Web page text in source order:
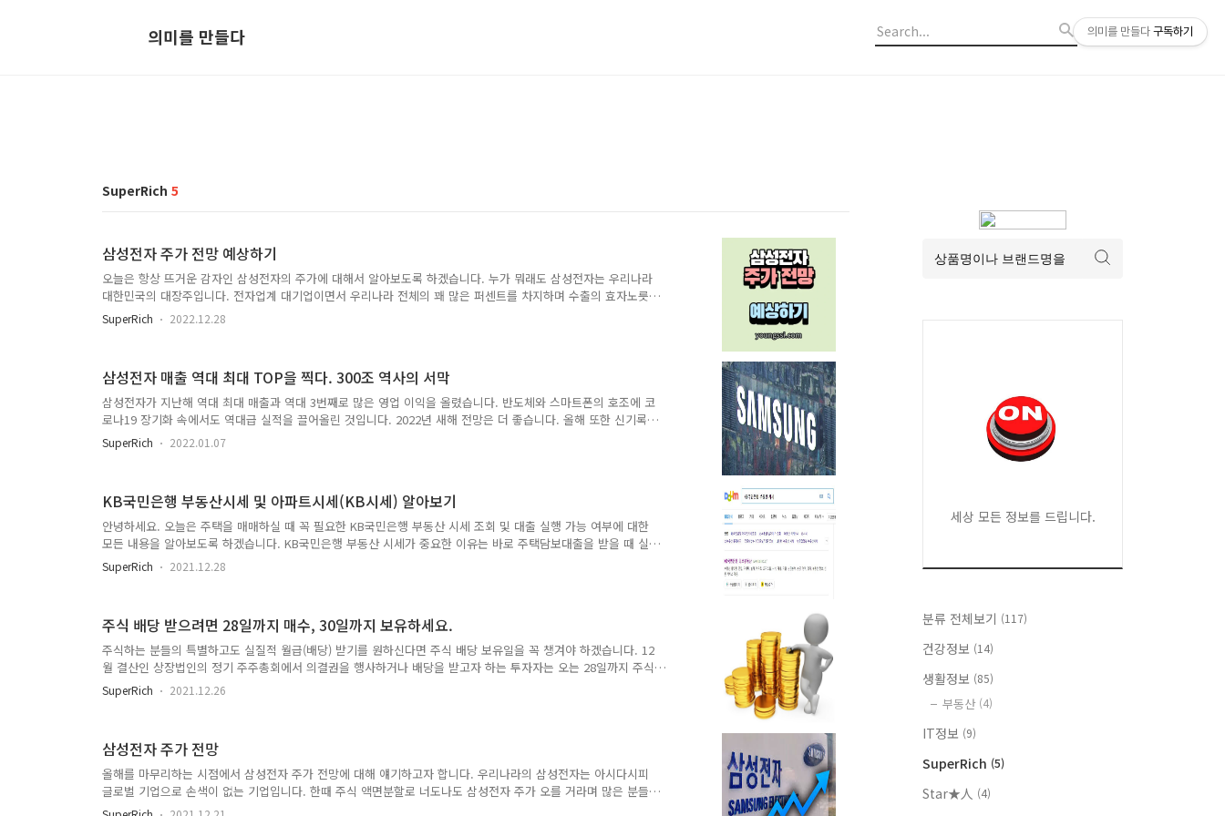
의미를 만들다
SuperRich 5
삼성전자 주가 전망 예상하기
오늘은 항상 뜨거운 감자인 삼성전자의 주가에 대해서 알아보도록 하겠습니다. 누가 뭐래도 삼성전자는 우리나라
대한민국의 대장주입니다. 전자업계 대기업이면서 우리나라 전체의 꽤 많은 퍼센트를 차지하며 수출의 효자노릇
을 하고 있죠. 이런 대기업 삼성전자가 자칫 삐끗이라도 하면 정말 우리나라는 엄청나게 휘청입니다. 내릴 대로
내린 현재의 주가에 대해서 오르기만을 바라는 분들이 많을 것 같아 삼성전자 주가 전망에 대해서 얘기하고자 합
전망치를 낮춤에 따라 목표주가를 낮췄지만 향후 주가가 더 하락할..
SuperRich 2022.12.28
삼성전자 매출 역대 최대 TOP을 찍다. 300조 역사의 서막
삼성전자가 지난해 역대 최대 매출과 역대 3번째로 많은 영업 이익을 올렸습니다. 반도체와 스마트폰의 호조에 코
로나19 장기화 속에서도 역대급 실적을 끌어올린 것입니다. 2022년 새해 전망은 더 좋습니다. 올해 또한 신기록
을 세울 것으로 기대 또한 고무적입니다. 삼성전자는 7일 지난해 영업성과를 발표하며 연결 재무제표 기준 지난
해 영업이익이 1년 전보다 43.29% 늘어난 51조5천700억원으로 잠정 집계됐다고 공시했습니다. 매출액은 279조
원 이상 많은 역대 최고치입니다...
SuperRich 2022.01.07
KB국민은행 부동산시세 및 아파트시세(KB시세) 알아보기
안녕하세요. 오늘은 주택을 매매하실 때 꼭 필요한 KB국민은행 부동산 시세 조회 및 대출 실행 가능 여부에 대한
모든 내용을 알아보도록 하겠습니다. KB국민은행 부동산 시세가 중요한 이유는 바로 주택담보대출을 받을 때 실
제 매매가나 호가가 아니라 해당 주택의 KB국민은행 부동산 시세를 기준으로 대출 가능 금액이 결정되기 때문입
니다. 글 목차 KB국민은행 부동산 시세란 무엇인가? KB국민은행 부동산 시세는 전문가의 말을 인용하자면, KB국
와 모바일에서 모두 확인 가능합니다. 확인을 위해 ..
SuperRich 2021.12.28
주식 배당 받으려면 28일까지 매수, 30일까지 보유하세요.
주식하는 분들의 특별하고도 실질적 월급(배당) 받기를 원하신다면 주식 배당 보유일을 꼭 챙겨야 하겠습니다. 12
월 결산인 상장법인의 정기 주주총회에서 의결권을 행사하거나 배당을 받고자 하는 투자자는 오는 28일까지 주식
을 매수해야 합니다. 이제 다음 주 화요일이면 28일이므로 빨리 서둘러야 합니다. 주식 배당을 받기 위해서는 오
는 28일까지 주식을 꼭 사야 하는 것입니다. 배당 원하면 28일까지 매수, 30일까지 보유할 것 25일 한국예탁결제
마지막 결제일인 30일에 결제가 이뤄지기 때문입니..
SuperRich 2021.12.26
삼성전자 주가 전망
올해를 마무리하는 시점에서 삼성전자 주가 전망에 대해 얘기하고자 합니다. 우리나라의 삼성전자는 아시다시피
글로벌 기업으로 손색이 없는 기업입니다. 한때 주식 액면분할로 너도나도 삼성전자 주가 오를 거라며 많은 분들
이 삼성전자에 올인하다시피 했는데요. 성공의 지름길이냐 실패냐를 거론하여 말하면 아직도 진행 중이라는 점
세상 모든 정보를 드립니다.
분류 전체보기 (117)
건강정보 (14)
생활정보 (85)
부동산 (4)
IT정보 (9)
SuperRich (5)
Star★人 (4)
의미를 만들다 구독하기